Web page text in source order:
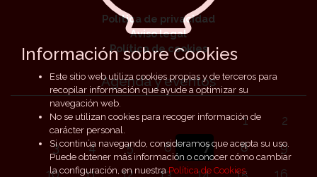
Política de privacidad
Aviso legal
Política de cookies
Agenda y eventos
1
2
3
4 5 6 7 8
9
Información sobre Cookies
Este sitio web utiliza cookies propias y de terceros para
recopilar información que ayude a optimizar su
navegación web.
No se utilizan cookies para recoger información de
carácter personal.
Si continúa navegando, consideramos que acepta su uso.
Puede obtener más información o conocer cómo cambiar
la configuración, en nuestraPolítica de Cookies.